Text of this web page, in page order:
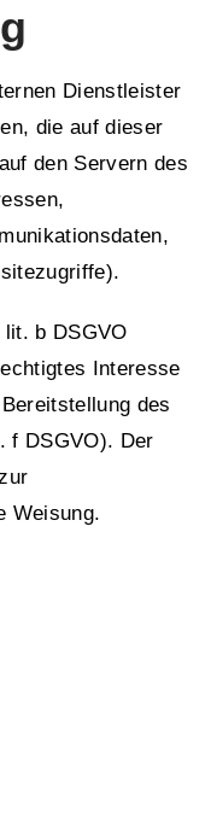
Dienstleister
die auf dieser
den Servern des
b DSGVO
Interesse
des
f DSGVO). Der
Weisung.